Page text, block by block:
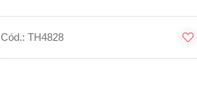
Cód.: TH4828